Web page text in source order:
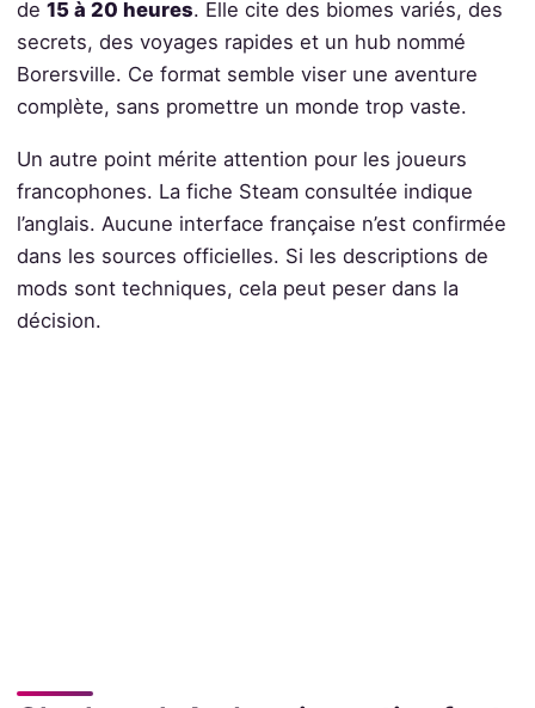
de 15 à 20 heures. Elle cite des biomes variés, des
secrets, des voyages rapides et un hub nommé
Borersville. Ce format semble viser une aventure
complète, sans promettre un monde trop vaste.
Un autre point mérite attention pour les joueurs
francophones. La fiche Steam consultée indique
l’anglais. Aucune interface française n’est confirmée
dans les sources officielles. Si les descriptions de
mods sont techniques, cela peut peser dans la
décision.